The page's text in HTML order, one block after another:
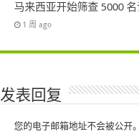
马来西亚开始筛查 5000
1 周 ago
发表回复
您的电子邮箱地址不会被公开。